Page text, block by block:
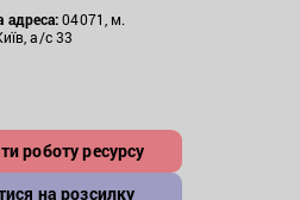
адреса:04071, м.
а/с 33
роботу ресурсу
на розсилку